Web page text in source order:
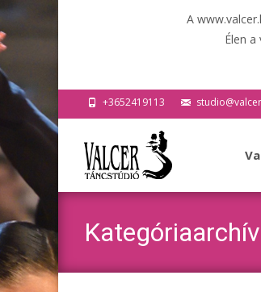
A
Élen
+3652419113